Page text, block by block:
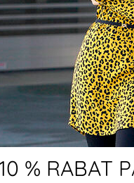
% RABAT